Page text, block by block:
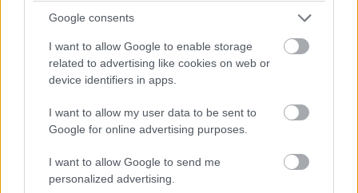
Google consents
I want to allow Google to enable storage
related to advertising like cookies on web or
device identifiers in apps.
I want to allow my user data to be sent to
Google for online advertising purposes.
I want to allow Google to send me
personalized advertising.
hirdetésmentes opció 17,99 dolláros árával -
Ez a stratégia láthatóan működik, hiszen a cég nemcsak
új nézőket vonz be az alacsonyabb ár révén, de hirdetési
bevételeit is hatékonyan növeli. A Netflix reklámért
említésre méltó, hogy a platform felhasználói nagyobb
figyelmet szentelnek a tartalmaknak, mint amit a